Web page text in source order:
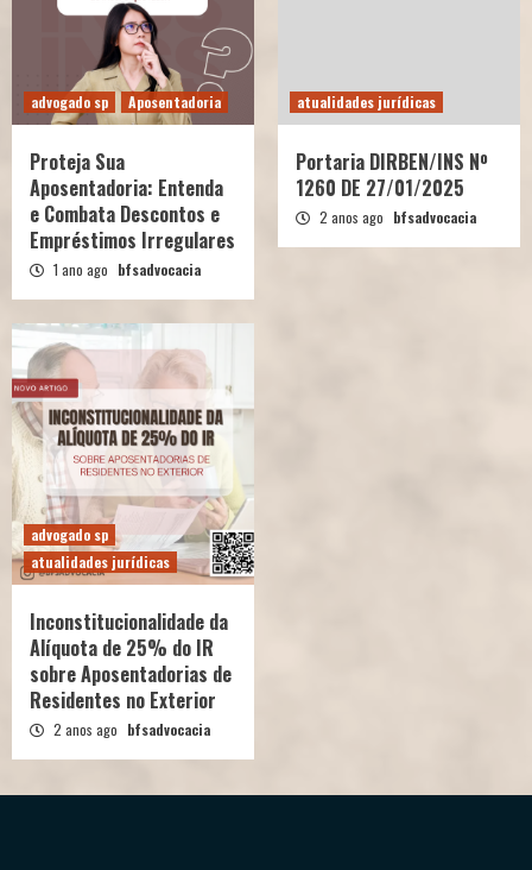
advogado sp Aposentadoria
Proteja Sua
Aposentadoria: Entenda
e Combata Descontos e
Empréstimos Irregulares
1 ano ago bfsadvocacia
atualidades jurídicas
Portaria DIRBEN/INS Nº
1260 DE 27/01/2025
2 anos ago bfsadvocacia
advogado sp
atualidades jurídicas
Inconstitucionalidade da
Alíquota de 25% do IR
sobre Aposentadorias de
Residentes no Exterior
2 anos ago bfsadvocacia